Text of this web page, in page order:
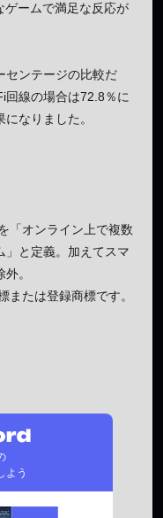
ゲームで満足な反応が
センテージの比較だ
回線の場合は72.8％に
なりました。
「オンライン上で複数
」と定義。加えてスマ
。
たは登録商標です。
よう